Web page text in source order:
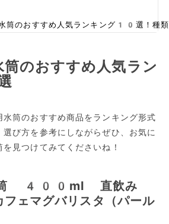
筒のおすすめ人気ランキング10選！種
筒のおすすめ人気ラン
水筒のおすすめ商品をランキング形式
選び方を参考にしながらぜひ、お気に
見つけてみてくださいね！
筒 400ml 直飲み
ェマグバリスタ（パール